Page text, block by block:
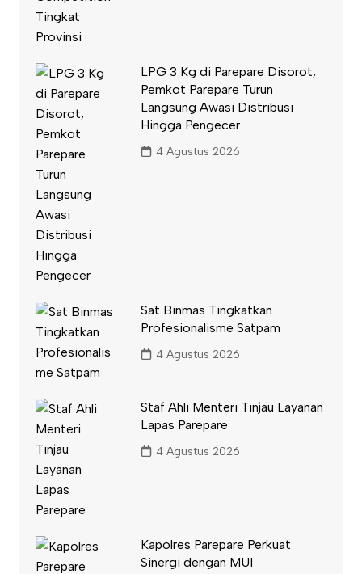
LPG 3 Kg di Parepare Disorot,
Pemkot Parepare Turun
Langsung Awasi Distribusi
Hingga Pengecer
4 Agustus 2026
Sat Binmas Tingkatkan
Profesionalisme Satpam
4 Agustus 2026
Staf Ahli Menteri Tinjau Layanan
Lapas Parepare
4 Agustus 2026
Kapolres Parepare Perkuat
Sinergi dengan MUI